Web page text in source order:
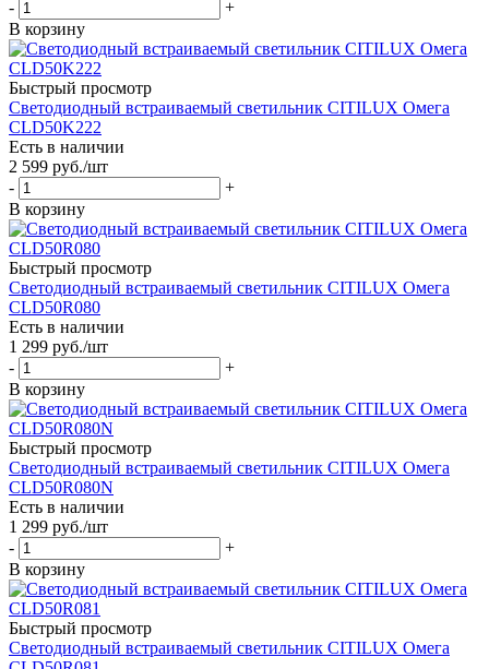
-
+
В корзину
Быстрый просмотр
Светодиодный встраиваемый светильник CITILUX Омега
CLD50K222
Есть в наличии
2 599 руб./шт
-
+
В корзину
Быстрый просмотр
Светодиодный встраиваемый светильник CITILUX Омега
CLD50R080
Есть в наличии
1 299 руб./шт
-
+
В корзину
Быстрый просмотр
Светодиодный встраиваемый светильник CITILUX Омега
CLD50R080N
Есть в наличии
1 299 руб./шт
-
+
В корзину
Быстрый просмотр
Светодиодный встраиваемый светильник CITILUX Омега